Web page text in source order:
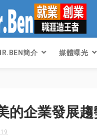
簡介 媒體曝光
的企業發展趨